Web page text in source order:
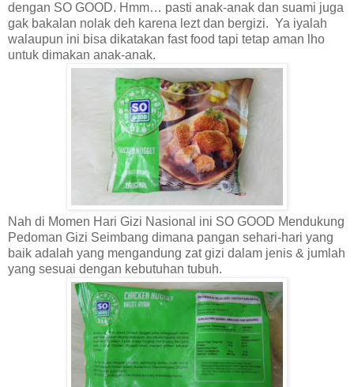
dengan SO GOOD. Hmm… pasti anak-anak dan suami juga
gak bakalan nolak deh karena lezt dan bergizi. Ya iyalah
walaupun ini bisa dikatakan fast food tapi tetap aman lho
untuk dimakan anak-anak.
Nah di Momen Hari Gizi Nasional ini SO GOOD Mendukung
Pedoman Gizi Seimbang dimana pangan sehari-hari yang
baik adalah yang mengandung zat gizi dalam jenis & jumlah
yang sesuai dengan kebutuhan tubuh.